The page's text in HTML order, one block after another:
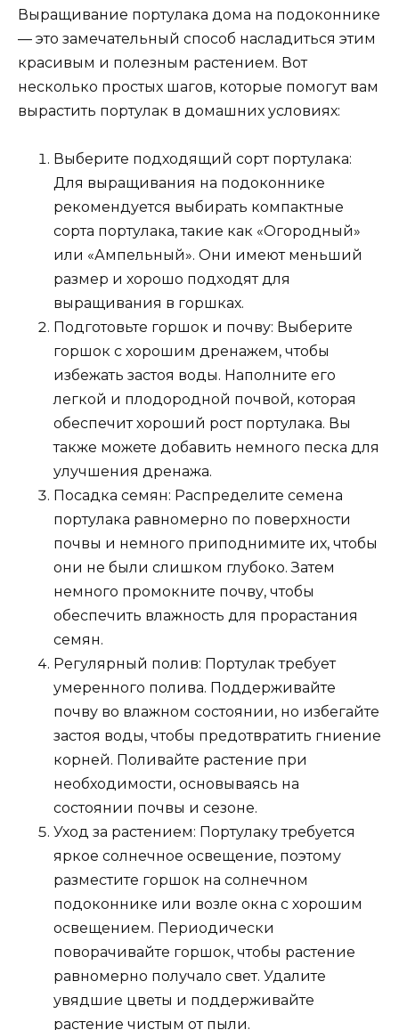
Выращивание портулака дома на подоконнике
— это замечательный способ насладиться этим
красивым и полезным растением. Вот
несколько простых шагов, которые помогут вам
вырастить портулак в домашних условиях:
Выберите подходящий сорт портулака:
Для выращивания на подоконнике
рекомендуется выбирать компактные
сорта портулака, такие как «Огородный»
или «Ампельный». Они имеют меньший
размер и хорошо подходят для
выращивания в горшках.
Подготовьте горшок и почву: Выберите
горшок с хорошим дренажем, чтобы
избежать застоя воды. Наполните его
легкой и плодородной почвой, которая
обеспечит хороший рост портулака. Вы
также можете добавить немного песка для
улучшения дренажа.
Посадка семян: Распределите семена
портулака равномерно по поверхности
почвы и немного приподнимите их, чтобы
они не были слишком глубоко. Затем
немного промокните почву, чтобы
обеспечить влажность для прорастания
семян.
Регулярный полив: Портулак требует
умеренного полива. Поддерживайте
почву во влажном состоянии, но избегайте
застоя воды, чтобы предотвратить гниение
корней. Поливайте растение при
необходимости, основываясь на
состоянии почвы и сезоне.
Уход за растением: Портулаку требуется
яркое солнечное освещение, поэтому
разместите горшок на солнечном
подоконнике или возле окна с хорошим
освещением. Периодически
поворачивайте горшок, чтобы растение
равномерно получало свет. Удалите
увядшие цветы и поддерживайте
растение чистым от пыли.